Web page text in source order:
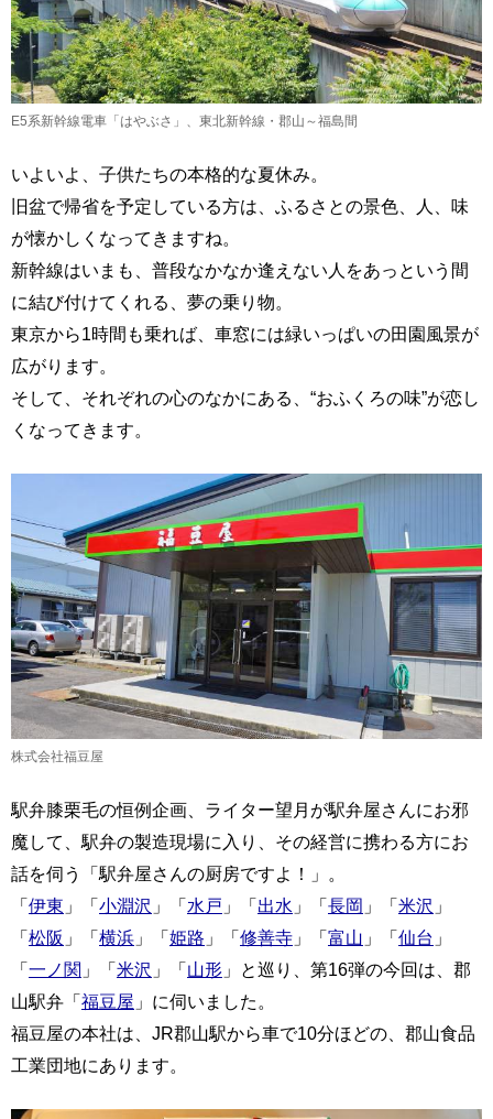
E5系新幹線電車「はやぶさ」、東北新幹線・郡山～福島間
いよいよ、子供たちの本格的な夏休み。
旧盆で帰省を予定している方は、ふるさとの景色、人、味
が懐かしくなってきますね。
新幹線はいまも、普段なかなか逢えない人をあっという間
に結び付けてくれる、夢の乗り物。
東京から1時間も乗れば、車窓には緑いっぱいの田園風景が
広がります。
そして、それぞれの心のなかにある、“おふくろの味”が恋し
くなってきます。
株式会社福豆屋
駅弁膝栗毛の恒例企画、ライター望月が駅弁屋さんにお邪
魔して、駅弁の製造現場に入り、その経営に携わる方にお
話を伺う「駅弁屋さんの厨房ですよ！」。
「伊東 」「小淵沢 」「水戸 」「出水 」「長岡 」「米沢 」
「松阪 」「横浜 」「姫路 」「修善寺 」「富山 」「仙台 」
「一ノ関 」「米沢 」「山形 」と巡り、第16弾の今回は、郡
山駅弁「福豆屋 」に伺いました。
福豆屋の本社は、JR郡山駅から車で10分ほどの、郡山食品
工業団地にあります。